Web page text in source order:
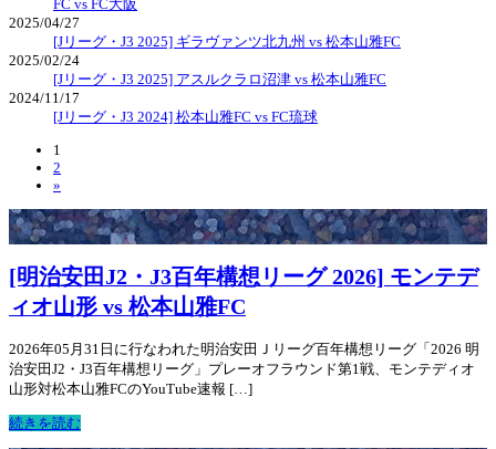
FC vs FC大阪
2025/04/27
[Jリーグ・J3 2025] ギラヴァンツ北九州 vs 松本山雅FC
2025/02/24
[Jリーグ・J3 2025] アスルクラロ沼津 vs 松本山雅FC
2024/11/17
[Jリーグ・J3 2024] 松本山雅FC vs FC琉球
1
2
»
[明治安田J2・J3百年構想リーグ 2026] モンテデ
ィオ山形 vs 松本山雅FC
2026年05月31日に行なわれた明治安田Ｊリーグ百年構想リーグ「2026 明
治安田J2・J3百年構想リーグ」プレーオフラウンド第1戦、モンテディオ
山形対松本山雅FCのYouTube速報 […]
続きを読む